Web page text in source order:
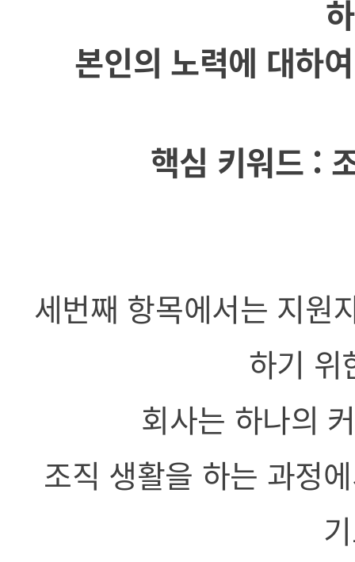
본인의 노력에 대하
핵심 키워드 :
세번째 항목에서는 지원
하기 위
회사는 하나의
조직 생활을 하는 과정